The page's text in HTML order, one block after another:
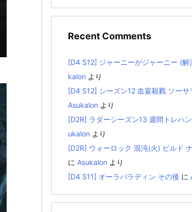
Recent Comments
[D4 S12] ジャーニーがジャーニー (解
kalon より
[D4 S12] シーズン12 血宴殺戮 ソーサ
Asukalon より
[D2R] ラダーシーズン13 週間トレハ
ukalon より
[D2R] ウォーロック 混沌(火) ビルド
に Asukalon より
[D4 S11] オーラパラディン その後 に